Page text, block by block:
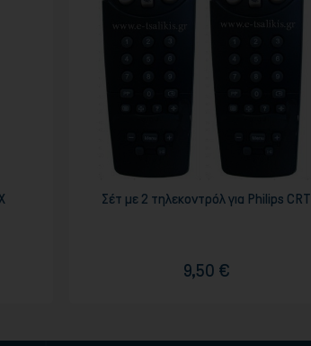
Σέτ με 2 τηλεκοντρόλ για Philips CRT
9,50 €